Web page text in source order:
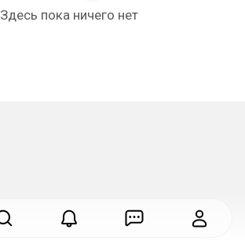
Здесь пока ничего нет